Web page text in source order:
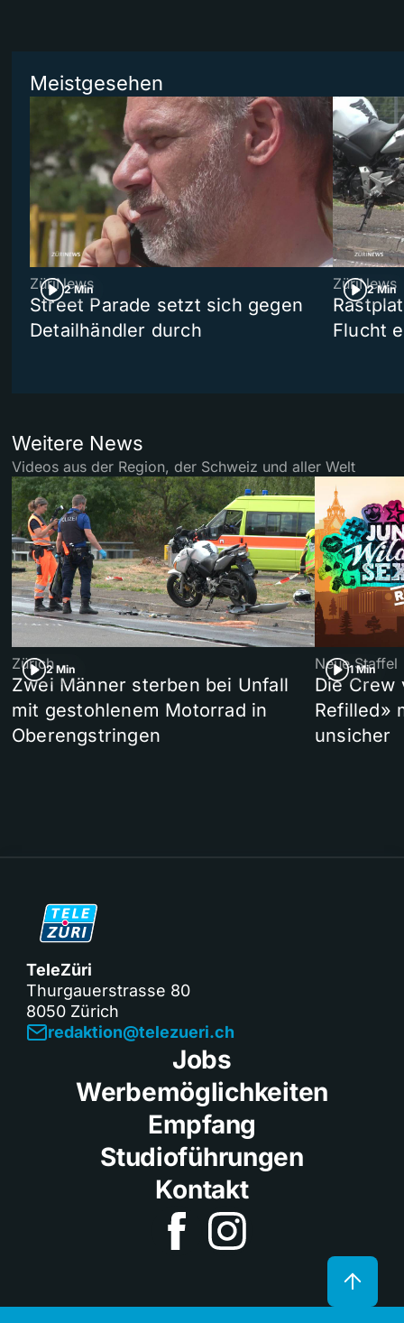
Meistgesehen
2 Min
ZüriNews
Street Parade setzt sich gegen
Detailhändler durch
2 Min
ZüriNews
Flucht
Weitere News
Videos aus der Region, der Schweiz und aller Welt
2 Min
Zürich
Zwei Männer sterben bei Unfall
mit gestohlenem Motorrad in
Oberengstringen
1 Min
Neue Staffel
Die Crew
Refilled»
unsicher
TeleZüri
Thurgauerstrasse 80
8050 Zürich
redaktion@telezueri.ch
Jobs
Werbemöglichkeiten
Empfang
Studioführungen
Kontakt